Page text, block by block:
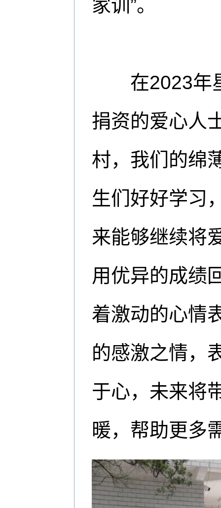
家训”。
在2023年星
捐资的爱心人
村，我们的绵
生们好好学习
来能够继续将
用优异的成绩
着激动的心情
的感激之情，
于心，未来将
暖，帮助更多